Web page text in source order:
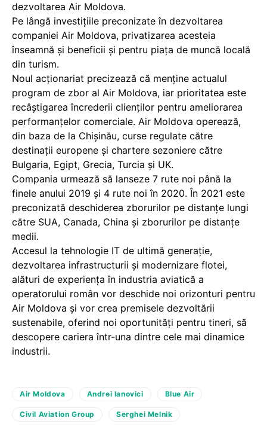
dezvoltarea Air Moldova.
Pe lângă investițiile preconizate în dezvoltarea
companiei Air Moldova, privatizarea acesteia
înseamnă și beneficii și pentru piața de muncă locală
din turism.
Noul acționariat precizează că menține actualul
program de zbor al Air Moldova, iar prioritatea este
recâștigarea încrederii clienților pentru ameliorarea
performanțelor comerciale. Air Moldova operează,
din baza de la Chișinău, curse regulate către
destinații europene și chartere sezoniere către
Bulgaria, Egipt, Grecia, Turcia și UK.
Compania urmează să lanseze 7 rute noi până la
finele anului 2019 şi 4 rute noi în 2020. În 2021 este
preconizată deschiderea zborurilor pe distanțe lungi
către SUA, Canada, China şi zborurilor pe distanțe
medii.
Accesul la tehnologie IT de ultimă generație,
dezvoltarea infrastructurii și modernizare flotei,
alături de experiența în industria aviatică a
operatorului român vor deschide noi orizonturi pentru
Air Moldova și vor crea premisele dezvoltării
sustenabile, oferind noi oportunități pentru tineri, să
descopere cariera într-una dintre cele mai dinamice
industrii.
Air Moldova Andrei Ianovici Blue Air
Civil Aviation Group Serghei Melnik